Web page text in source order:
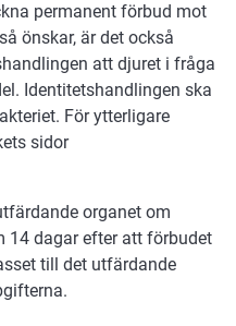
permanent förbud mot
önskar, är det också
att djuret i fråga
Identitetshandlingen ska
För ytterligare
sidor
organet om
14 dagar efter att förbudet
till det utfärdande